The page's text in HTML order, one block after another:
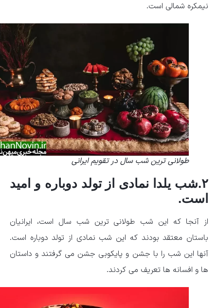
نیمکره شمالی است.
طولانی ترین شب سال در تقویم ایرانی
۲.شب یلدا نمادی از تولد دوباره و امید
است.
از آنجا که این شب طولانی ترین شب سال است، ایرانیان
باستان معتقد بودند که این شب نمادی از تولد دوباره است.
آنها این شب را با جشن و پایکوبی جشن می گرفتند و داستان
ها و افسانه ها تعریف می کردند.